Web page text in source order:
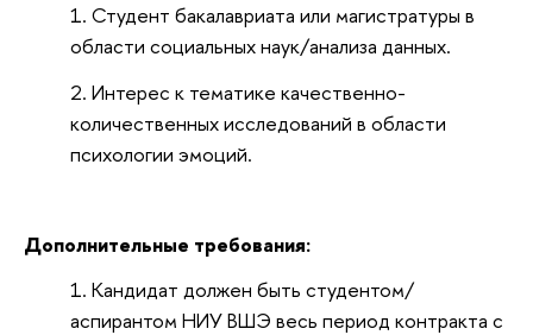
Студент бакалавриата или магистратуры в
области социальных наук/анализа данных.
Интерес к тематике качественно-
количественных исследований в области
психологии эмоций.
Дополнительные требования:
Кандидат должен быть студентом/
аспирантом НИУ ВШЭ весь период контракта с